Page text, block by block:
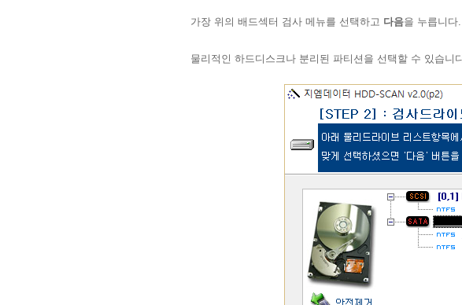
가장 위의 배드섹터 검사 메뉴를 선택하고 다음을 누릅니다.
물리적인 하드디스크나 분리된 파티션을 선택할 수 있습니